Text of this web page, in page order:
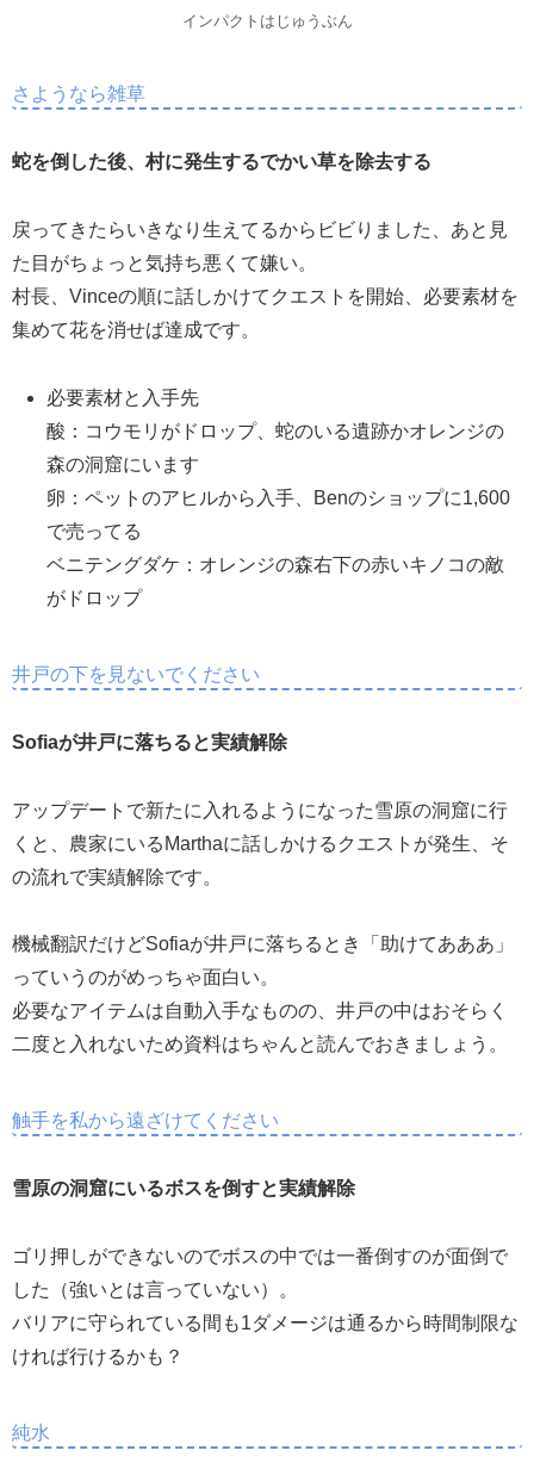
インパクトはじゅうぶん
さようなら雑草
蛇を倒した後、村に発生するでかい草を除去する
戻ってきたらいきなり生えてるからビビりました、あと見
た目がちょっと気持ち悪くて嫌い。
村長、Vinceの順に話しかけてクエストを開始、必要素材を
集めて花を消せば達成です。
必要素材と入手先
酸：コウモリがドロップ、蛇のいる遺跡かオレンジの
森の洞窟にいます
卵：ペットのアヒルから入手、Benのショップに1,600
で売ってる
ベニテングダケ：オレンジの森右下の赤いキノコの敵
がドロップ
井戸の下を見ないでください
Sofiaが井戸に落ちると実績解除
アップデートで新たに入れるようになった雪原の洞窟に行
くと、農家にいるMarthaに話しかけるクエストが発生、そ
の流れで実績解除です。
機械翻訳だけどSofiaが井戸に落ちるとき「助けてあああ」
っていうのがめっちゃ面白い。
必要なアイテムは自動入手なものの、井戸の中はおそらく
二度と入れないため資料はちゃんと読んでおきましょう。
触手を私から遠ざけてください
雪原の洞窟にいるボスを倒すと実績解除
ゴリ押しができないのでボスの中では一番倒すのが面倒で
した（強いとは言っていない）。
バリアに守られている間も1ダメージは通るから時間制限な
ければ行けるかも？
純水